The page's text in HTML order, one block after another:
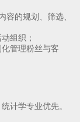
容的规划、筛选、
组织；
管理粉丝与客
计学专业优先。